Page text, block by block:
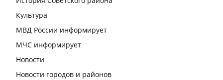
Культура
МВД России информирует
МЧС информирует
Новости
Новости городов и районов